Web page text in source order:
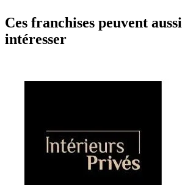
Ces franchises peuvent aussi
intéresser